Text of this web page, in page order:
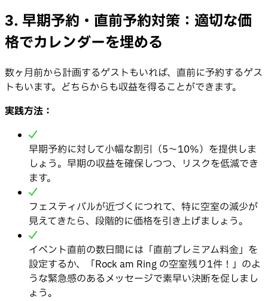
3. 早期予約・直前予約対策：適切な価
格でカレンダーを埋める
数ヶ月前から計画するゲストもいれば、直前に予約するゲス
トもいます。どちらからも収益を得ることができます。
実践方法：
早期予約に対して小幅な割引（5〜10%）を提供しま
しょう。早期の収益を確保しつつ、リスクを低減でき
ます。
フェスティバルが近づくにつれて、特に空室の減少が
見えてきたら、段階的に価格を引き上げましょう。
イベント直前の数日間には「直前プレミアム料金」を
設定するか、「Rock am Ring の空室残り1件！」のよ
うな緊急感のあるメッセージで素早い決断を促しまし
ょう。